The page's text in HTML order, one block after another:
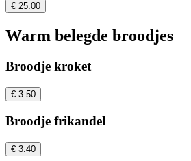
€ 25.00
Warm belegde broodjes
Broodje kroket
€ 3.50
Broodje frikandel
€ 3.40